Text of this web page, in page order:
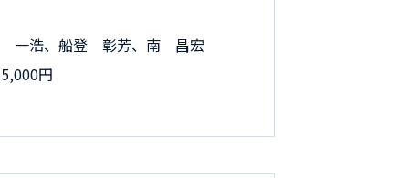
一浩、船登 彰芳、南 昌宏
円